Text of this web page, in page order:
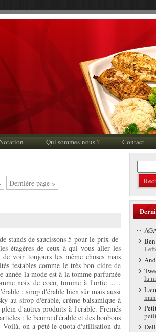
Qui sommes-nous ? Contact
Dernière page »
stands de saucissons 5-pour-le-prix-de-
étagères de ceux à qui vous aller les
voir toujours les même choses mais
testables comme le très bon cidre de
année la mode est à la tomme parfumée
noix de coco, tomme à l'ortie ... .
: sirop d'érable bien sûr mais aussi
au sirop d'érable, crème balsamique à
d'autres produits à l'érable. Freinés
: le beurre d'érable et des bonbons
on a pété le quota d'utilisation du
la
Dell